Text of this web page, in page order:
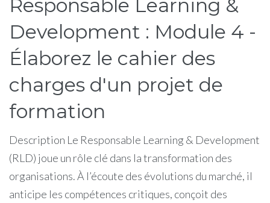
Responsable Learning &
Development : Module 4 -
Élaborez le cahier des
charges d'un projet de
formation
Description Le Responsable Learning & Development
(RLD) joue un rôle clé dans la transformation des
organisations. À l’écoute des évolutions du marché, il
anticipe les compétences critiques, conçoit des